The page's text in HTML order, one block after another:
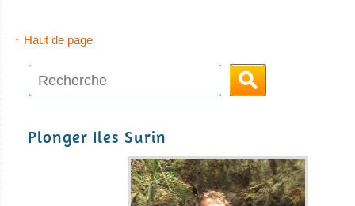
MV Giamani
MV Giamani Avis sur le Bateau de Croisière Plongée
↑ Haut de page
Plonger Iles Surin